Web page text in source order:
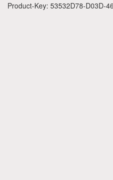
Product-Key: 53532D78-D03D-